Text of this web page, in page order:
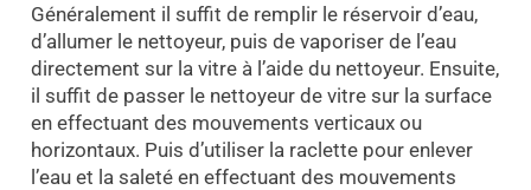
Généralement il suffit de remplir le réservoir d’eau,
d’allumer le nettoyeur, puis de vaporiser de l’eau
directement sur la vitre à l’aide du nettoyeur. Ensuite,
il suffit de passer le nettoyeur de vitre sur la surface
en effectuant des mouvements verticaux ou
horizontaux. Puis d’utiliser la raclette pour enlever
l’eau et la saleté en effectuant des mouvements